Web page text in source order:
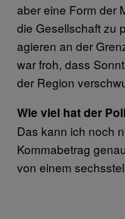
aber eine Form der
die Gesellschaft zu
agieren an der
war froh, dass
der Region
Wie viel hat der
Das kann ich noch
Kommabetrag
von einem